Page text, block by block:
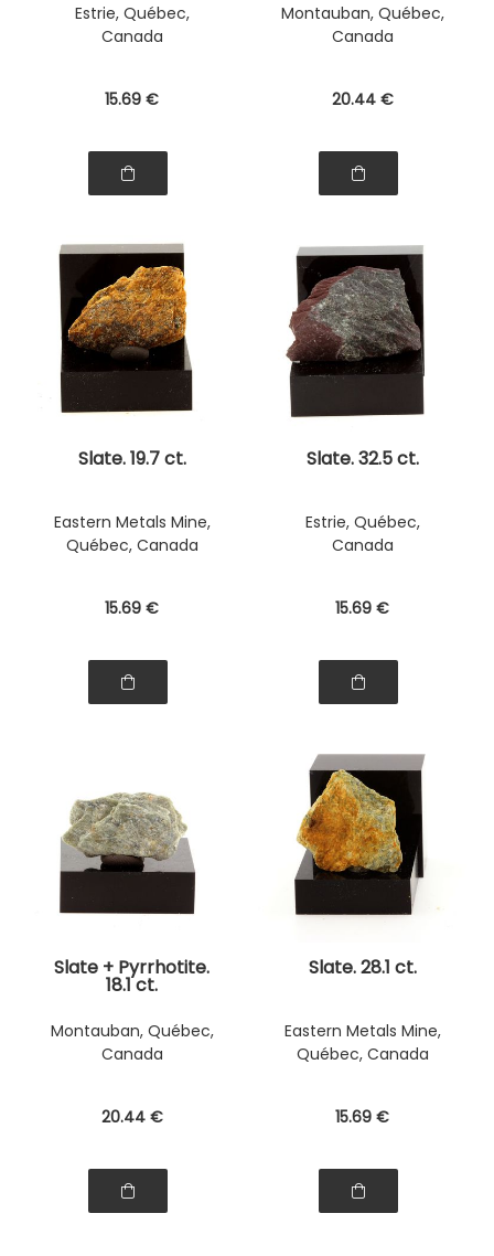
Estrie, Québec,
Canada
15.69 €
Montauban, Québec,
Canada
20.44 €
Slate. 19.7 ct.
Eastern Metals Mine,
Québec, Canada
15.69 €
Slate. 32.5 ct.
Estrie, Québec,
Canada
15.69 €
Slate + Pyrrhotite.
18.1 ct.
Montauban, Québec,
Canada
20.44 €
Slate. 28.1 ct.
Eastern Metals Mine,
Québec, Canada
15.69 €